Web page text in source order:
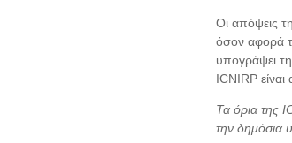
Οι απόψεις
όσον αφορά
υπογράψει
ICNIRP
Τα όρια της
την δημόσια